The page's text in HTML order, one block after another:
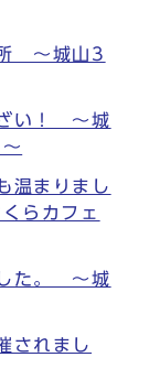
所 ～城山3
ざい！ ～城
温まりまし
らカフェ
した。 ～城
されまし